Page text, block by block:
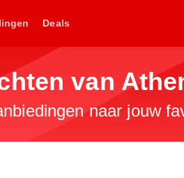
Deals
van
naar jouw